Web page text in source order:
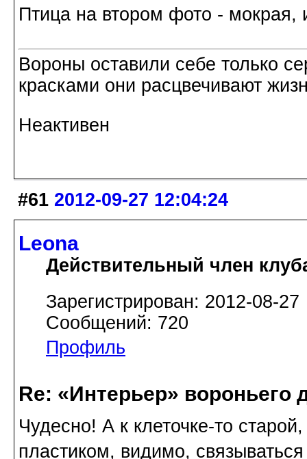
Птица на втором фото - мокрая,
Вороны оставили себе только
красками они расцвечивают
Неактивен
#61 2012-09-27 12:04:24
Leona
Действительный член
Зарегистрирован: 2012-08-27
Сообщений: 720
Профиль
Re: «Интерьер» вороньего
Чудесно! А к клеточке-то
пластиком, видимо,